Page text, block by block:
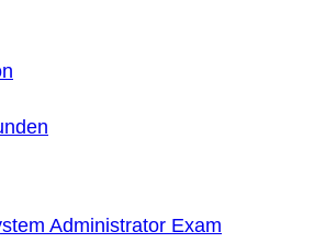
Administrator Exam